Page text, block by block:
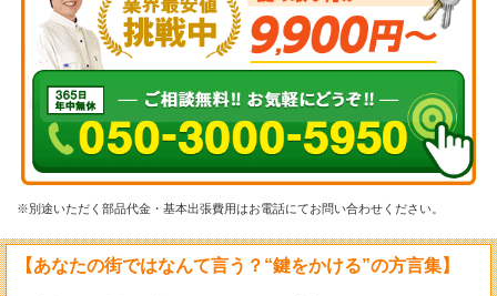
※別途いただく部品代金・基本出張費用はお電話にてお問い合わせください。
【あなたの街ではなんて言う？“鍵をかける”の方言集】